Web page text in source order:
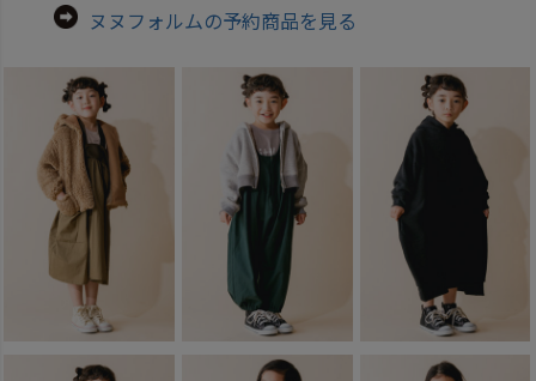
ヌヌフォルムの予約商品を見る